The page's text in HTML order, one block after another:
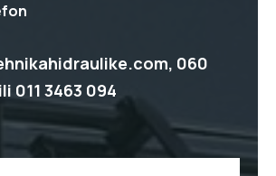
060
ili 011 3463 094